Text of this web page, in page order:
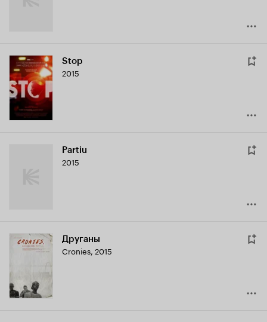
Stop
2015
Partiu
2015
Друганы
Cronies, 2015